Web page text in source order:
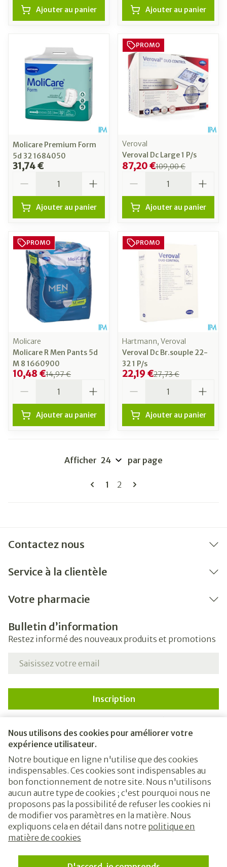
Nous utilisons des cookies pour améliorer votre
expérience utilisateur.
Notre boutique en ligne n'utilise que des cookies
indispensables. Ces cookies sont indispensables au
bon fonctionnement de notre site. Nous n'utilisons
aucun autre type de cookies ; c'est pourquoi nous ne
proposons pas la possibilité de refuser les cookies ni
de modifier vos paramètres en la matière. Nous
expliquons cela en détail dans notre politique en
matière de cookies
Ajouter au panier Ajouter au panier
Molicare Premium Form
5d 32 1684050
31,74 €
Ajouter au panier
PROMO
Veroval
Veroval Dc Large 1 P/s
109,00 €
87,20 €
Ajouter au panier
PROMO
Molicare
Molicare R Men Pants 5d
M 8 1660900
14,97 €
10,48 €
Ajouter au panier
PROMO
Hartmann, Veroval
Veroval Dc Br.souple 22-
32 1 P/s
27,73 €
22,19 €
Ajouter au panier
Pages
Vous lisez actuellement la page
1 Page
2
Afficher par page
Contactez nous
Service à la clientèle
Votre pharmacie
Bulletin d’information
Restez informé des nouveaux produits et promotions
Adresse mail
Inscription
newsletter et acceptez notrepolitique de confidentialité
Liens légaux